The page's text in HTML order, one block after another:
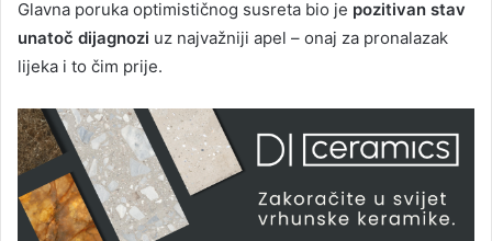
Glavna poruka optimističnog susreta bio je pozitivan stav
unatoč dijagnozi uz najvažniji apel – onaj za pronalazak
lijeka i to čim prije.